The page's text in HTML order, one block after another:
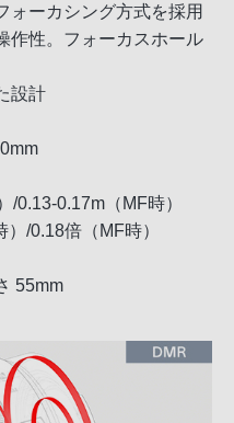
ォーカシング方式を採用
作性。フォーカスホール
設計
0.13-0.17m（MF時）
/0.18倍（MF時）
55mm